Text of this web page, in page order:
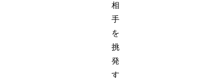
相
手
を
挑
発
す